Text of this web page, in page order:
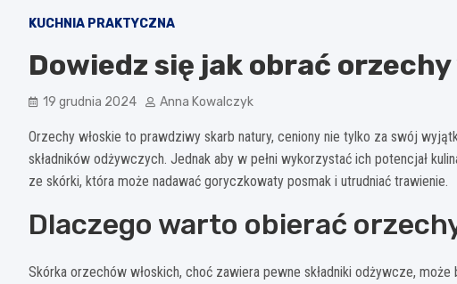
KUCHNIA PRAKTYCZNA
Dowiedz się jak obrać
19 grudnia 2024 Anna Kowalczyk
Orzechy włoskie to prawdziwy skarb natury, ceniony nie tylko za swój
składników odżywczych. Jednak aby w pełni wykorzystać ich potencjał
ze skórki, która może nadawać goryczkowaty posmak i utrudniać trawienie.
Dlaczego warto obierać
Skórka orzechów włoskich, choć zawiera pewne składniki odżywcze,